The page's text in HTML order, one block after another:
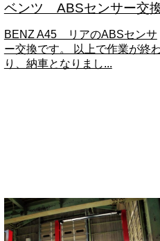
ベンツ ABSセンサー交
BENZ A45 リアのABSセンサ
ー交換です。 以上で作業が終
り、納車となりまし...